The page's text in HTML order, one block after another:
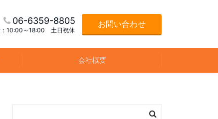
06-6359-8805
：10:00～18:00 土日祝休
お問い合わせ
会社概要